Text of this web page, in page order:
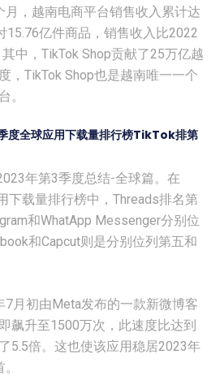
，越南电商平台销售收入累计达
15.76亿件商品，销售收入比2022
中，TikTok Shop贡献了25万亿越
，TikTok Shop也是越南唯一一个
。
全球应用下载量排行榜TikTok排第
年第3季度总结-全球篇。在
下载量排行榜中，Threads排名第
和WhatApp Messenger分别位
和Capcut则是分别位列第五和
7月初由Meta发布的一款新微博客
飙升至1500万次，此速度比达到
5.5倍。这也使该应用稳居2023年